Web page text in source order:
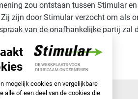
zou ontstaan tussen Stimular
zijn door Stimular verzocht om als
van de onafhankelijke partij